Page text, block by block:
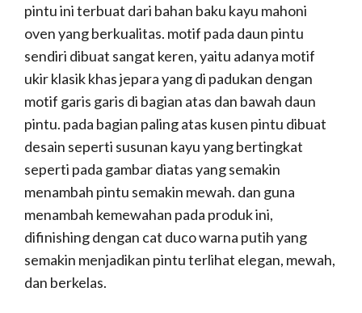
pintu ini terbuat dari bahan baku kayu mahoni
oven yang berkualitas. motif pada daun pintu
sendiri dibuat sangat keren, yaitu adanya motif
ukir klasik khas jepara yang di padukan dengan
motif garis garis di bagian atas dan bawah daun
pintu. pada bagian paling atas kusen pintu dibuat
desain seperti susunan kayu yang bertingkat
seperti pada gambar diatas yang semakin
menambah pintu semakin mewah. dan guna
menambah kemewahan pada produk ini,
difinishing dengan cat duco warna putih yang
semakin menjadikan pintu terlihat elegan, mewah,
dan berkelas.